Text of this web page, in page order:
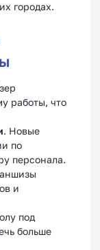
городах.
работы, что
. Новые
по
персонала.
и
под
больше